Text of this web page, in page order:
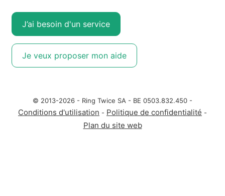
J’ai besoin d'un service
Je veux proposer mon aide
© 2013-2026 - Ring Twice SA - BE 0503.832.450 -
Conditions d'utilisation - Politique de confidentialité -
Plan du site web